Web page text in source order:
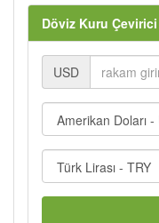
Döviz Kuru Çevirici
USD